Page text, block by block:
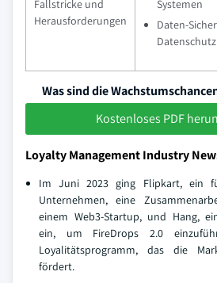
Fallstricke und
Herausforderungen
Systemen
Daten-
Was sind die
Kostenloses PDF
Loyalty Management Industry
Im Juni 2023 ging Flipkart, ein
Unternehmen, eine
einem Web3-Startup, und Hang,
ein, um FireDrops 2.0
Loyalitätsprogramm, das die
fördert.